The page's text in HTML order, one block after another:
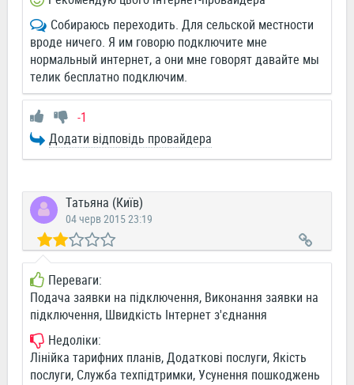
Собираюсь переходить. Для сельской местности
вроде ничего. Я им говорю подключите мне
нормальный интернет, а они мне говорят давайте мы
телик бесплатно подключим.
-1
Додати відповідь провайдера
Татьяна (Київ)
04 черв 2015 23:19
Переваги:
Подача заявки на підключення, Виконання заявки на
підключення, Швидкість Інтернет з'єднання
Недоліки:
Лінійка тарифних планів, Додаткові послуги, Якість
послуги, Служба техпідтримки, Усунення пошкоджень